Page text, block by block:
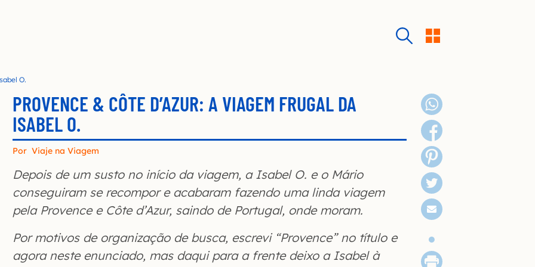
O.
PROVENCE & CÔTE D’AZUR: A VIAGEM FRUGAL DA
ISABEL O.
Por Viaje na Viagem
Depois de um susto no início da viagem, a Isabel O. e o Mário
conseguiram se recompor e acabaram fazendo uma linda viagem
pela Provence e Côte d’Azur, saindo de Portugal, onde moram.
Por motivos de organização de busca, escrevi “Provence” no título e
agora neste enunciado, mas daqui para a frente deixo a Isabel à